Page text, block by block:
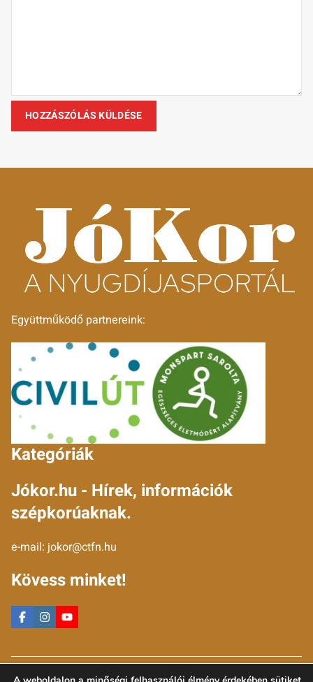
Együttműködő partnereink:
Kategóriák
Jókor.hu - Hírek, információk
szépkorúaknak.
e-mail: jokor@ctfn.hu
Kövess minket!
Copyright © 2024 jokor.hu. Minden jog fenntartva.